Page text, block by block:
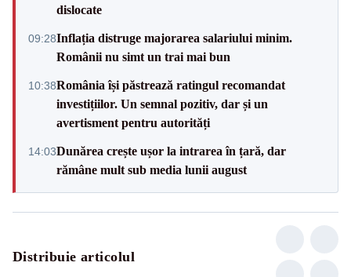
dislocate
09:28Inflația distruge majorarea salariului minim.
Românii nu simt un trai mai bun
10:38România își păstrează ratingul recomandat
investițiilor. Un semnal pozitiv, dar și un
avertisment pentru autorități
14:03Dunărea crește ușor la intrarea în țară, dar
rămâne mult sub media lunii august
Distribuie articolul